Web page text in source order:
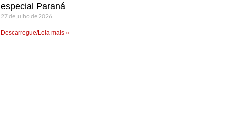
especial Paraná
27 de julho de 2026
Descarregue/Leia mais »